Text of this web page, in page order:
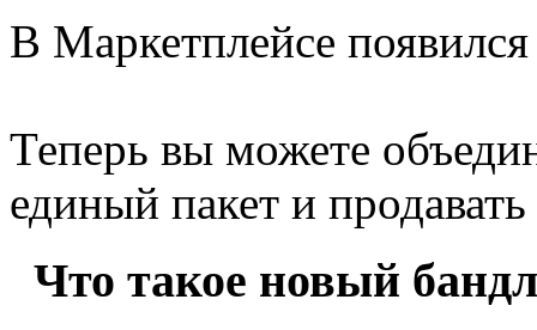
В Маркетплейсе
Теперь вы можете
единый пакет и
Что такое новый бандл